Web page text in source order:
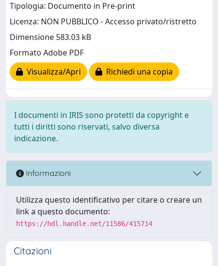
Tipologia: Documento in Pre-print
Licenza: NON PUBBLICO - Accesso privato/ristretto
Dimensione 583.03 kB
Formato Adobe PDF
Visualizza/Apri
Richiedi una copia
I documenti in IRIS sono protetti da copyright e
tutti i diritti sono riservati, salvo diversa
indicazione.
Informazioni
Utilizza questo identificativo per citare o creare un
link a questo documento:
https://hdl.handle.net/11586/415714
Citazioni